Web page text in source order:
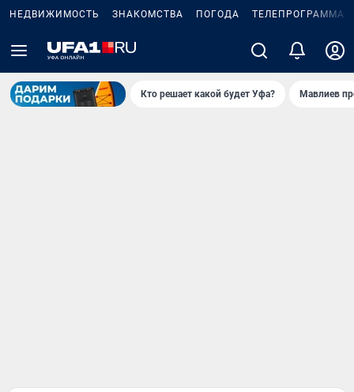
НЕДВИЖИМОСТЬ ЗНАКОМСТВА ПОГОДА ТЕЛЕПРОГРАММА
Кто решает какой будет Уфа? Мавлиев